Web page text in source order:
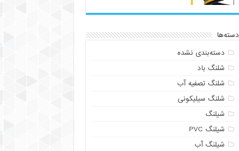
دسته‌ها
دسته‌بندی نشده
شلنگ باد
شلنگ تصفیه آب
شلنگ سیلیکونی
شیلنگ
شیلنگ PVC
شیلنگ آب